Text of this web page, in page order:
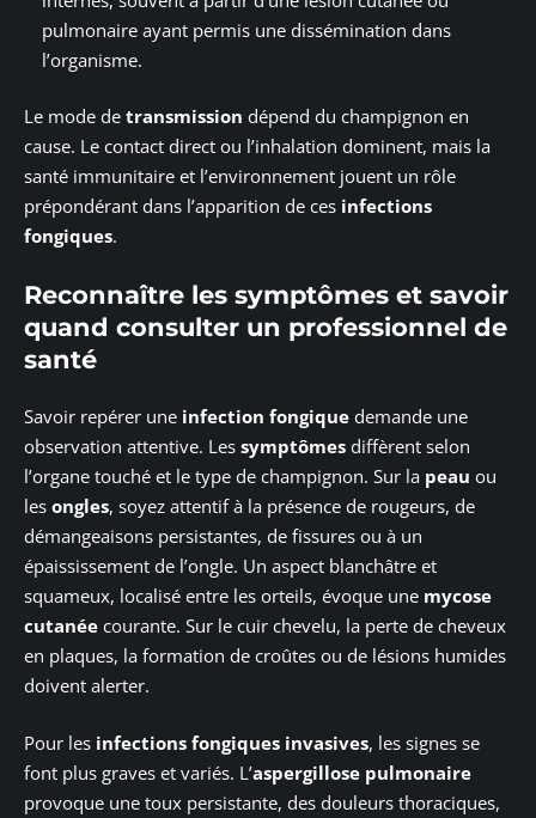
pulmonaire ayant permis une dissémination dans
l’organisme.
Le mode de transmission dépend du champignon en
cause. Le contact direct ou l’inhalation dominent, mais la
santé immunitaire et l’environnement jouent un rôle
prépondérant dans l’apparition de ces infections
fongiques.
Reconnaître les symptômes et savoir
quand consulter un professionnel de
santé
Savoir repérer une infection fongique demande une
observation attentive. Les symptômes diffèrent selon
l’organe touché et le type de champignon. Sur la peau ou
les ongles, soyez attentif à la présence de rougeurs, de
démangeaisons persistantes, de fissures ou à un
épaississement de l’ongle. Un aspect blanchâtre et
squameux, localisé entre les orteils, évoque une mycose
cutanée courante. Sur le cuir chevelu, la perte de cheveux
en plaques, la formation de croûtes ou de lésions humides
doivent alerter.
Pour les infections fongiques invasives, les signes se
font plus graves et variés. L’aspergillose pulmonaire
provoque une toux persistante, des douleurs thoraciques,